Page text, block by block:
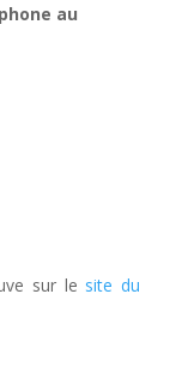
au
sur le site du